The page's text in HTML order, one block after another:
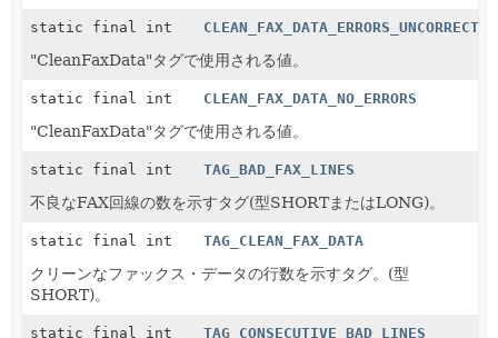
static final int CLEAN_FAX_DATA_ERRORS_UNCORRECTED
"CleanFaxData"タグで使用される値。
static final int CLEAN_FAX_DATA_NO_ERRORS
"CleanFaxData"タグで使用される値。
static final int TAG_BAD_FAX_LINES
不良なFAX回線の数を示すタグ(型SHORTまたはLONG)。
static final int TAG_CLEAN_FAX_DATA
クリーンなファックス・データの行数を示すタグ。(型
SHORT)。
static final int TAG_CONSECUTIVE_BAD_LINES